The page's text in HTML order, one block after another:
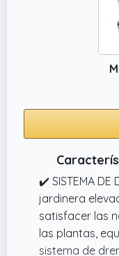
✔️ SISTEMA DE
jardinera
satisfacer las
las plantas,
sistema de